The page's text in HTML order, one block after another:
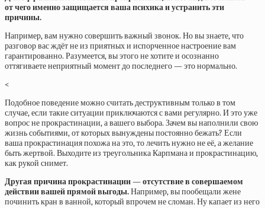
от чего именно защищается ваша психика и устранить эти
причины.
Например, вам нужно совершить важный звонок. Но вы знаете, что
разговор вас ждёт не из приятных и испорченное настроение вам
гарантированно. Разумеется, вы этого не хотите и осознанно
оттягиваете неприятный момент до последнего — это нормально.
<
Подобное поведение можно считать деструктивным только в том
случае, если такие ситуации приключаются с вами регулярно. И это уже
вопрос не прокрастинации, а вашего выбора. Зачем вы наполнили свою
жизнь событиями, от которых вынуждены постоянно бежать? Если
ваша прокрастинация похожа на это, то лечить нужно не её, а желание
быть жертвой. Выходите из треугольника Карпмана и прокрастинацию,
как рукой снимет.
Другая причина прокрастинации — отсутствие в совершаемом
действии вашей прямой выгоды.Например, вы пообещали жене
починить кран в ванной, который впрочем не сломан. Ну капает из него